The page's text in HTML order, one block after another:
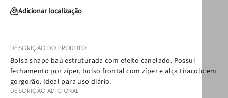
Adicionar localização
DESCRIÇÃO DO PRODUTO
Bolsa shape baú estruturada com efeito canelado. Possui
fechamento por zíper, bolso frontal com zíper e alça tiracolo em
gorgorão. Ideal para uso diário.
DESCRIÇÃO ADICIONAL